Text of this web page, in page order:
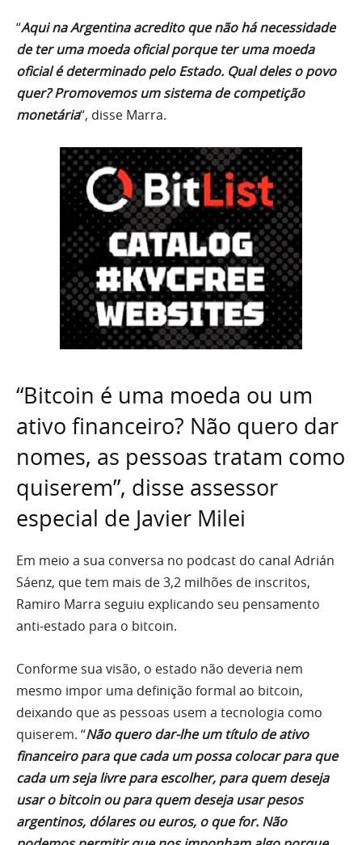
“Aqui na Argentina acredito que não há necessidade
de ter uma moeda oficial porque ter uma moeda
oficial é determinado pelo Estado. Qual deles o povo
quer? Promovemos um sistema de competição
monetária“, disse Marra.
“Bitcoin é uma moeda ou um
ativo financeiro? Não quero dar
nomes, as pessoas tratam como
quiserem”, disse assessor
especial de Javier Milei
Em meio a sua conversa no podcast do canal Adrián
Sáenz, que tem mais de 3,2 milhões de inscritos,
Ramiro Marra seguiu explicando seu pensamento
anti-estado para o bitcoin.
Conforme sua visão, o estado não deveria nem
mesmo impor uma definição formal ao bitcoin,
deixando que as pessoas usem a tecnologia como
quiserem. “Não quero dar-lhe um título de ativo
financeiro para que cada um possa colocar para que
cada um seja livre para escolher, para quem deseja
usar o bitcoin ou para quem deseja usar pesos
argentinos, dólares ou euros, o que for. Não